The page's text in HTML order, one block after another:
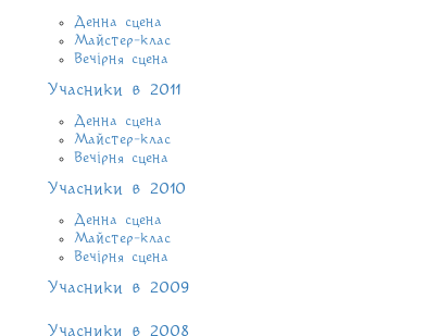
Денна сцена
Майстер-клас
Вечірня сцена
Учасники в 2011
Денна сцена
Майстер-клас
Вечірня сцена
Учасники в 2010
Денна сцена
Майстер-клас
Вечірня сцена
Учасники в 2009
Учасники в 2008